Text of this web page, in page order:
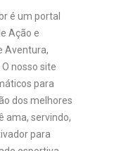
é um portal
Ação e
Aventura,
nosso site
para
dos melhores
ama, servindo,
para